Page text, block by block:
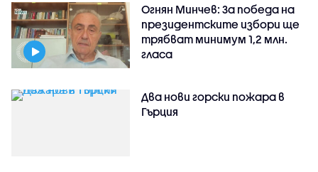
Огнян Минчев: За победа на
президентските избори ще
трябват минимум 1,2 млн.
гласа
Два нови горски пожара в
Гърция